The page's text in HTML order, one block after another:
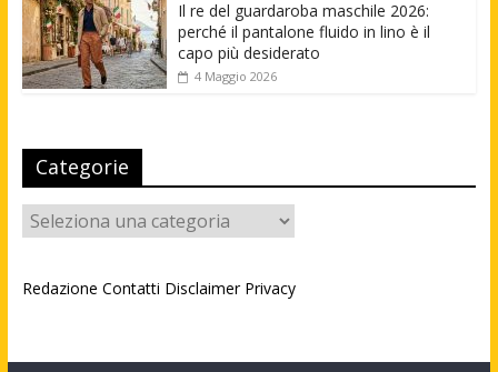
Il re del guardaroba maschile 2026:
perché il pantalone fluido in lino è il
capo più desiderato
4 Maggio 2026
Categorie
Categorie
Redazione Contatti Disclaimer Privacy